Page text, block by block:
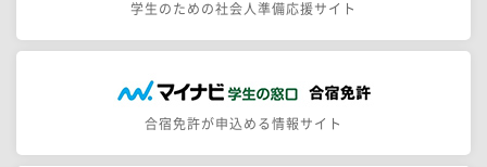
学生のための社会人準備応援サイト
合宿免許が申込める情報サイト